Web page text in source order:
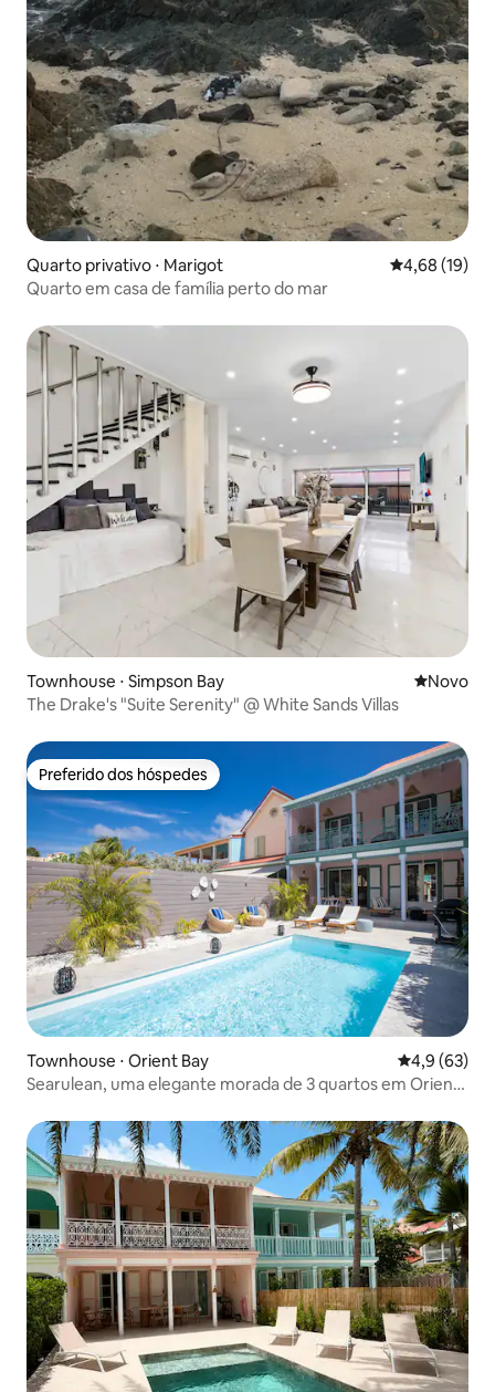
Quarto privativo ⋅ Marigot 4,68 de uma
4,68 (19)
Quarto em casa de família perto do mar
Townhouse ⋅ Simpson Bay Novo
Novo
The Drake's "Suite Serenity" @ White Sands Villas
Preferido dos hóspedes
Preferido dos hóspedes
Townhouse ⋅ Orient Bay 4,9 de uma
4,9 (63)
Searulean, uma elegante morada de 3 quartos em Orient